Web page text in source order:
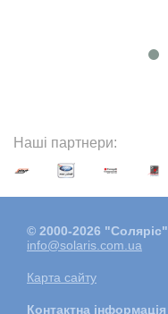
Наші партнери:
© 2000-2026 "Соляріс"
info@solaris.com.ua
Карта сайту
Контактна інформація